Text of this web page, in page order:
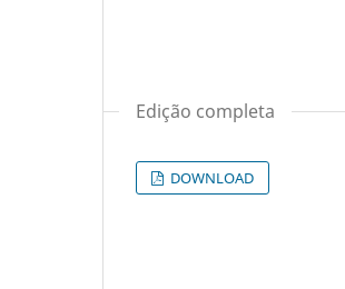
Edição completa
DOWNLOAD